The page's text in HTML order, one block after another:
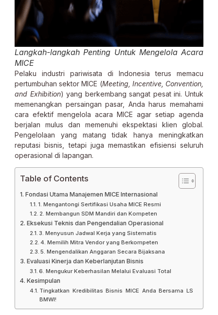
Langkah-langkah Penting Untuk Mengelola Acara
MICE
Pelaku industri pariwisata di Indonesia terus memacu
pertumbuhan sektor MICE (Meeting, Incentive, Convention,
and Exhibition) yang berkembang sangat pesat ini. Untuk
memenangkan persaingan pasar, Anda harus memahami
cara efektif mengelola acara MICE agar setiap agenda
berjalan mulus dan memenuhi ekspektasi klien global.
Pengelolaan yang matang tidak hanya meningkatkan
reputasi bisnis, tetapi juga memastikan efisiensi seluruh
operasional di lapangan.
Table of Contents
Fondasi Utama Manajemen MICE Internasional
1. Mengantongi Sertifikasi Usaha MICE Resmi
2. Membangun SDM Mandiri dan Kompeten
Eksekusi Teknis dan Pengendalian Operasional
3. Menyusun Jadwal Kerja yang Sistematis
4. Memilih Mitra Vendor yang Berkompeten
5. Mengendalikan Anggaran Secara Bijaksana
Evaluasi Kinerja dan Keberlanjutan Bisnis
6. Mengukur Keberhasilan Melalui Evaluasi Total
Kesimpulan
Tingkatkan Kredibilitas Bisnis MICE Anda Bersama LS
BMWI!